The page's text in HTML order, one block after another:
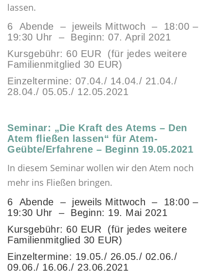
lassen.
6 Abende – jeweils Mittwoch – 18:00 –
19:30 Uhr – Beginn: 07. April 2021
Kursgebühr: 60 EUR (für jedes weitere
Familienmitglied 30 EUR)
Einzeltermine: 07.04./ 14.04./ 21.04./
28.04./ 05.05./ 12.05.2021
Seminar: „Die Kraft des Atems – Den
Atem fließen lassen“ für Atem-
Geübte/Erfahrene – Beginn 19.05.2021
In diesem Seminar wollen wir den Atem noch
mehr ins Fließen bringen.
6 Abende – jeweils Mittwoch – 18:00 –
19:30 Uhr – Beginn: 19. Mai 2021
Kursgebühr: 60 EUR (für jedes weitere
Familienmitglied 30 EUR)
Einzeltermine: 19.05./ 26.05./ 02.06./
09.06./ 16.06./ 23.06.2021